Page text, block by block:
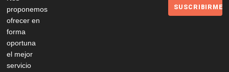
proponemos
ofrecer en
forma
oportuna
el mejor
servicio
SUSCRIBIRME